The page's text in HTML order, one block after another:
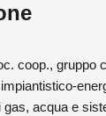
coop., gruppo
gas, acqua e